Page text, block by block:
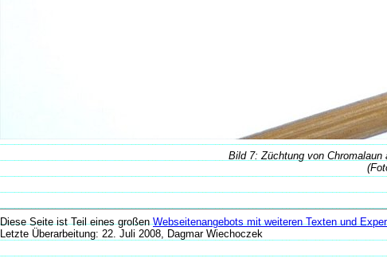
Bild 7: Züchtung von
Diese Seite ist Teil eines großenWebseitenangebots mit weiteren Texten und
Letzte Überarbeitung: 22. Juli 2008, Dagmar Wiechoczek